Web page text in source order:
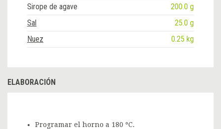
Sirope de agave
200.0 g
Sal
25.0 g
Nuez
0.25 kg
ELABORACIÓN
Programar el horno a 180 ºC.